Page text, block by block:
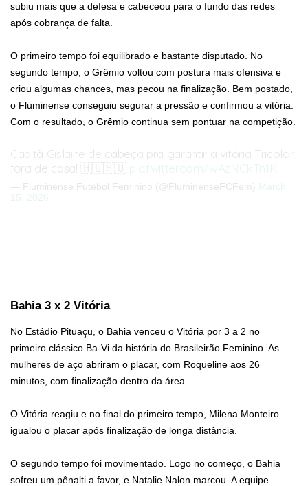
subiu mais que a defesa e cabeceou para o fundo das redes
após cobrança de falta.
O primeiro tempo foi equilibrado e bastante disputado. No
segundo tempo, o Grêmio voltou com postura mais ofensiva e
criou algumas chances, mas pecou na finalização. Bem postado,
o Fluminense conseguiu segurar a pressão e confirmou a vitória.
Com o resultado, o Grêmio continua sem pontuar na competição.
Capitã Gislaine de cabeça pra garantir a vitória Tricolor
fora de casa! 🇭🇺🇭🇺 pic.twitter.com/wAzNCkTn1K
— Fluminense Futebol Feminino (@FluminenseFCFem)
March
15, 2026
Bahia 3 x 2 Vitória
No Estádio Pituaçu, o Bahia venceu o Vitória por 3 a 2 no
primeiro clássico Ba-Vi da história do Brasileirão Feminino. As
mulheres de aço abriram o placar, com Roqueline aos 26
minutos, com finalização dentro da área.
O Vitória reagiu e no final do primeiro tempo, Milena Monteiro
igualou o placar após finalização de longa distância.
O segundo tempo foi movimentado. Logo no começo, o Bahia
sofreu um pênalti a favor, e Natalie Nalon marcou. A equipe